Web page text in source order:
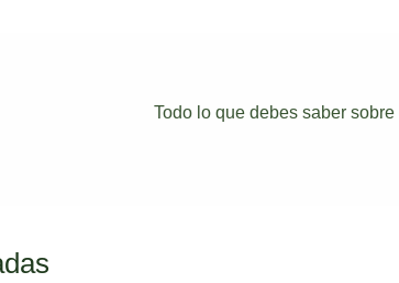
Todo lo que debes saber